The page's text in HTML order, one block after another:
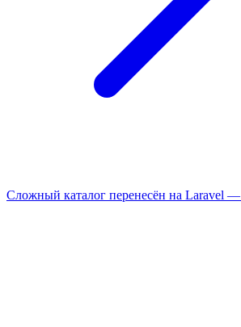
Сложный каталог перенесён на Laravel —